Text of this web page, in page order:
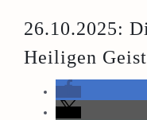
26.10.2025:
Heiligen